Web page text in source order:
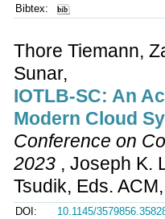
Bibtex:
Thore Tiemann,
Sunar,
IOTLB-SC: An
Modern Cloud
Conference on
2023 , Joseph K.
Tsudik, Eds.
DOI:
10.1145/